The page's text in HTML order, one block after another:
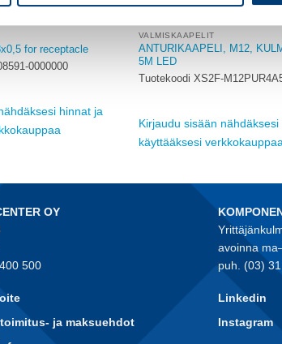
for receptacle
0000000
hinnat ja
VALMISKAAPELIT
ANTURIKAAPELI, M12,
5M LED
Tuotekoodi XS2F-
Kirjaudu sisään nähdäksesi
käyttääksesi
OY
500
ja maksuehdot
avoinna
puh. (03)
Linkedin
Instagram